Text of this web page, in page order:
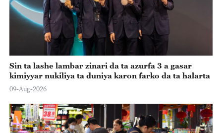
Sin ta lashe lambar zinari da ta azurfa 3 a gasar
kimiyyar nukiliya ta duniya karon farko da ta halarta
09-Aug-2026